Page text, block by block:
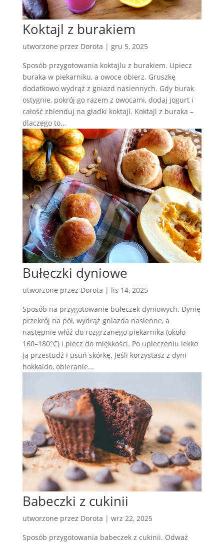
Koktajl z burakiem
utworzone przez Dorota | gru 5, 2025
Sposób przygotowania koktajlu z burakiem. Upiecz
buraka w piekarniku, a owoce obierz. Gruszkę
dodatkowo wydrąż z gniazd nasiennych. Gdy burak
ostygnie, pokrój go razem z owocami, dodaj jogurt i
całość zblenduj na gładki koktajl. Koktajl z buraka –
dlaczego to...
Bułeczki dyniowe
utworzone przez Dorota | lis 14, 2025
Sposób na przygotowanie bułeczek dyniowych. Dynię
przekrój na pół, wydrąż gniazda nasienne, a
następnie włóż do rozgrzanego piekarnika (około
160–180°C) i piecz do miękkości. Po upieczeniu lekko
ją przestudź i usuń skórkę. Jeśli korzystasz z dyni
hokkaido, obieranie...
Babeczki z cukinii
utworzone przez Dorota | wrz 22, 2025
Sposób przygotowania babeczek z cukinii. Odważ